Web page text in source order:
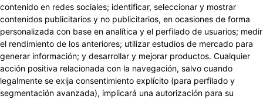
contenido en redes sociales; identificar, seleccionar y mostrar
contenidos publicitarios y no publicitarios, en ocasiones de forma
personalizada con base en analítica y el perfilado de usuarios; medir
el rendimiento de los anteriores; utilizar estudios de mercado para
generar información; y desarrollar y mejorar productos. Cualquier
acción positiva relacionada con la navegación, salvo cuando
legalmente se exija consentimiento explícito (para perfilado y
segmentación avanzada), implicará una autorización para su